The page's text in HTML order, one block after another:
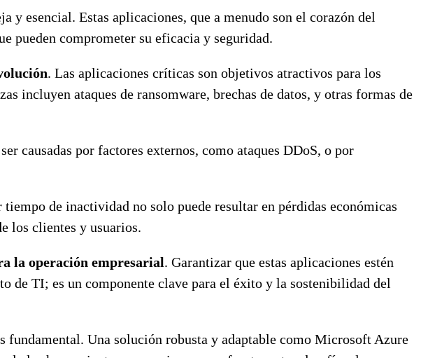
y esencial. Estas aplicaciones, que a menudo son el corazón del
pueden comprometer su eficacia y seguridad.
. Las aplicaciones críticas son objetivos atractivos para los
incluyen ataques de ransomware, brechas de datos, y otras formas de
causadas por factores externos, como ataques DDoS, o por
de inactividad no solo puede resultar en pérdidas económicas
los clientes y usuarios.
la operación empresarial. Garantizar que estas aplicaciones estén
de TI; es un componente clave para el éxito y la sostenibilidad del
fundamental. Una solución robusta y adaptable como Microsoft Azure